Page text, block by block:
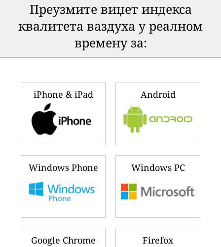
Преузмите виџет индекса
квалитета ваздуха у реалном
времену за:
iPhone & iPad Android
Windows Phone Windows PC
Google Chrome Firefox